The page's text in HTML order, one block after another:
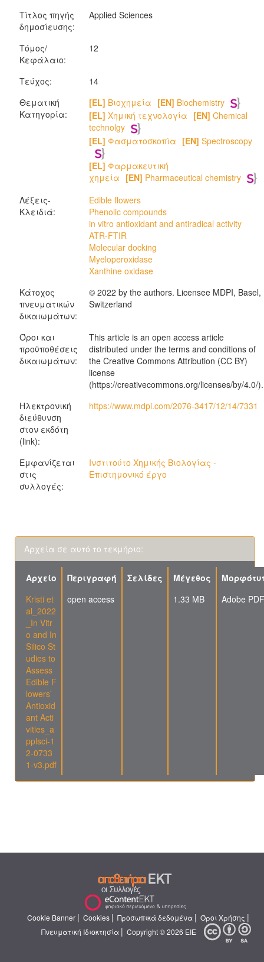
Τίτλος πηγής
δημοσίευσης:
Applied Sciences
Τόμος/
Κεφάλαιο:
12
Τεύχος:
14
Θεματική
Κατηγορία:
[EL] Βιοχημεία [EN] Biochemistry
[EL] Χημική τεχνολογία [EN] Chemical
technolgy
[EL] Φασματοσκοπία [EN] Spectroscopy
[EL] Φαρμακευτική
χημεία [EN] Pharmaceutical chemistry
Λέξεις-
Κλειδιά:
Edible flowers
Phenolic compounds
in vitro antioxidant and antiradical activity
ATR-FTIR
Molecular docking
Myeloperoxidase
Xanthine oxidase
Κάτοχος
πνευματικών
δικαιωμάτων:
© 2022 by the authors. Licensee MDPI, Basel,
Switzerland
Όροι και
προϋποθέσεις
δικαιωμάτων:
This article is an open access article
distributed under the terms and conditions of
the Creative Commons Attribution (CC BY)
license
(https://creativecommons.org/licenses/by/4.0/).
Ηλεκτρονική
διεύθυνση
στον εκδότη
(link):
https://www.mdpi.com/2076-3417/12/14/7331
Εμφανίζεται
στις
συλλογές:
Ινστιτούτο Χημικής Βιολογίας -
Επιστημονικό έργο
Αρχεία σε αυτό το τεκμήριο:
Αρχείο Περιγραφή Σελίδες Μέγεθος
Kristi et
al_2022
_In Vitr
o and In
Silico St
udies to
Assess
Edible F
lowers’
Antioxid
ant Acti
vities_a
pplsci-1
2-0733
1-v3.pdf
open access 1.33 MB Adobe PDF
Cookie Banner | Cookies | Προσωπικά δεδομένα | Όροι Χρήσης |
Πνευματική Ιδιοκτησία | Copyright © 2026 ΕΙΕ